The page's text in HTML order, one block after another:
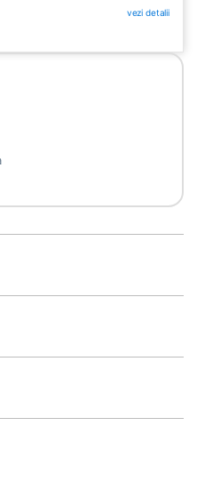
vezi detalii